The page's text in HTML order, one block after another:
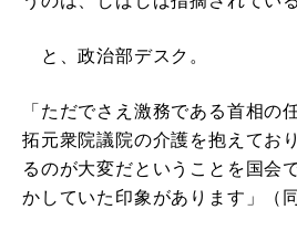
と、政治部デスク。
「ただでさえ激務である首相の
拓元衆院議院の介護を抱えてお
るのが大変だということを国会
かしていた印象があります」（同